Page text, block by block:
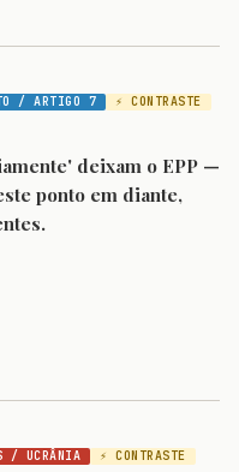
/ ARTIGO 7 ⚡ CONTRASTE
deixam o EPP —
ponto em diante,
/ UCRÂNIA ⚡ CONTRASTE